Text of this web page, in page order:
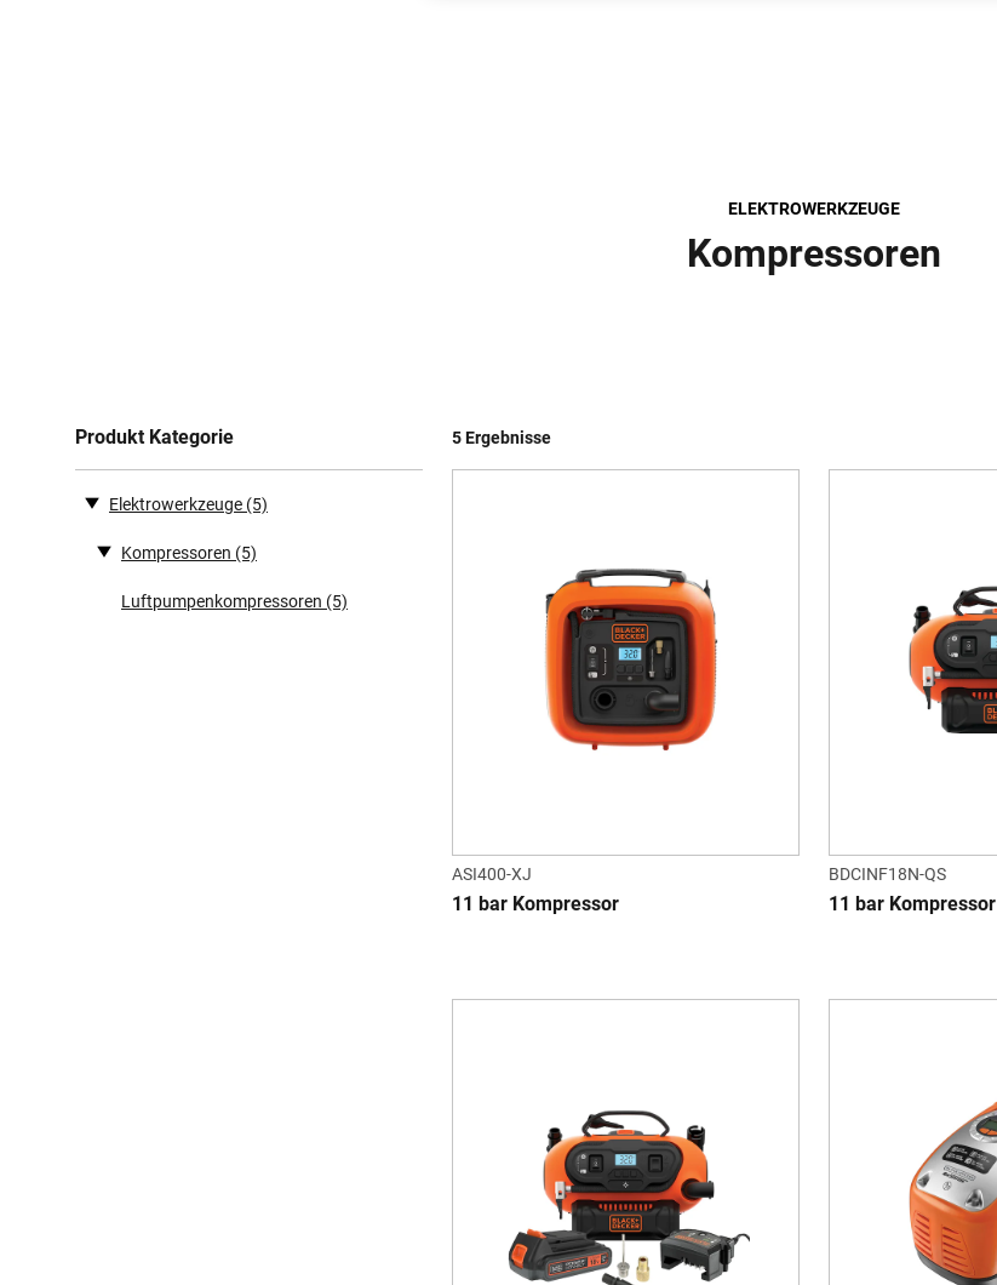
ELEKTROWERKZEUGE
Kompressoren
Produkt Kategorie
Elektrowerkzeuge (5)
Kompressoren (5)
Luftpumpenkompressoren (5)
5 Ergebnisse
ASI400-XJ
11 bar Kompressor
BDCINF18N-QS
11 bar Kompressor